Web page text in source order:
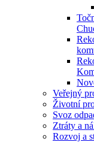
Veřejný
Životní
Svoz
Ztráty a
Rozvoj a